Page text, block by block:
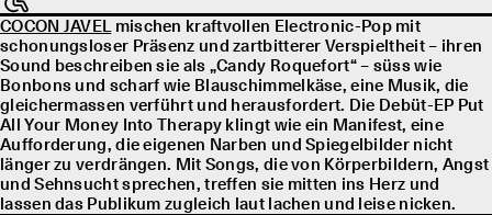
COCON JAVELmischen kraftvollen Electronic-Pop mit
schonungsloser Präsenz und zartbitterer Verspieltheit – ihren
Sound beschreiben sie als „Candy Roquefort“ – süss wie
Bonbons und scharf wie Blauschimmelkäse, eine Musik, die
gleichermassen verführt und herausfordert. Die Debüt-EP Put
All Your Money Into Therapy klingt wie ein Manifest, eine
Aufforderung, die eigenen Narben und Spiegelbilder nicht
länger zu verdrängen. Mit Songs, die von Körperbildern, Angst
und Sehnsucht sprechen, treffen sie mitten ins Herz und
lassen das Publikum zugleich laut lachen und leise nicken.